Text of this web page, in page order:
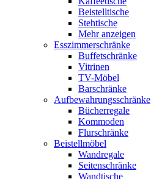
Beistelltische
Stehtische
Mehr anzeigen
Esszimmerschränke
Buffetschränke
Vitrinen
TV-Möbel
Barschränke
Aufbewahrungsschränke
Bücherregale
Kommoden
Flurschränke
Beistellmöbel
Wandregale
Seitenschränke
Wandtische